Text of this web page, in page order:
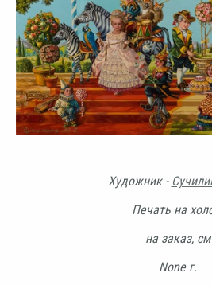
Художник -
Печать на
на заказ, см
None г.